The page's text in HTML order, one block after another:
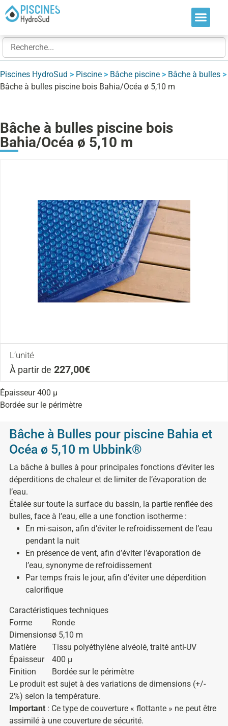
Piscines HydroSud > Piscine > Bâche piscine > Bâche à bulles >
Bâche à bulles piscine bois Bahia/Océa ø 5,10 m
Bâche à bulles piscine bois
Bahia/Océa ø 5,10 m
L’unité
À partir de 227,00€
Épaisseur 400 µ
Bordée sur le périmètre
Bâche à Bulles pour piscine Bahia et
Océa ø 5,10 m Ubbink®
La bâche à bulles à pour principales fonctions d’éviter les
déperditions de chaleur et de limiter de l’évaporation de
l’eau.
Étalée sur toute la surface du bassin, la partie renflée des
bulles, face à l’eau, elle a une fonction isotherme :
En mi-saison, afin d’éviter le refroidissement de l’eau
pendant la nuit
En présence de vent, afin d’éviter l’évaporation de
l’eau, synonyme de refroidissement
Par temps frais le jour, afin d’éviter une déperdition
calorifique
Caractéristiques techniques
Forme
Ronde
Dimensionsø 5,10 m
Matière
Tissu polyéthylène alvéolé, traité anti-UV
Épaisseur
400 µ
Finition
Bordée sur le périmètre
Le produit est sujet à des variations de dimensions (+/-
2%) selon la température.
Important : Ce type de couverture « flottante » ne peut être
assimilé à une couverture de sécurité.